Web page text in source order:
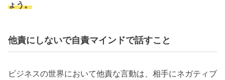
ょう。
他責にしないで自責マインドで話すこと
ビジネスの世界において他責な言動は、相手にネガティブ